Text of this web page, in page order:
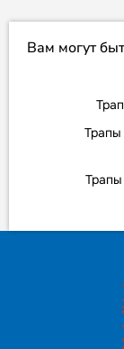
Вам могут